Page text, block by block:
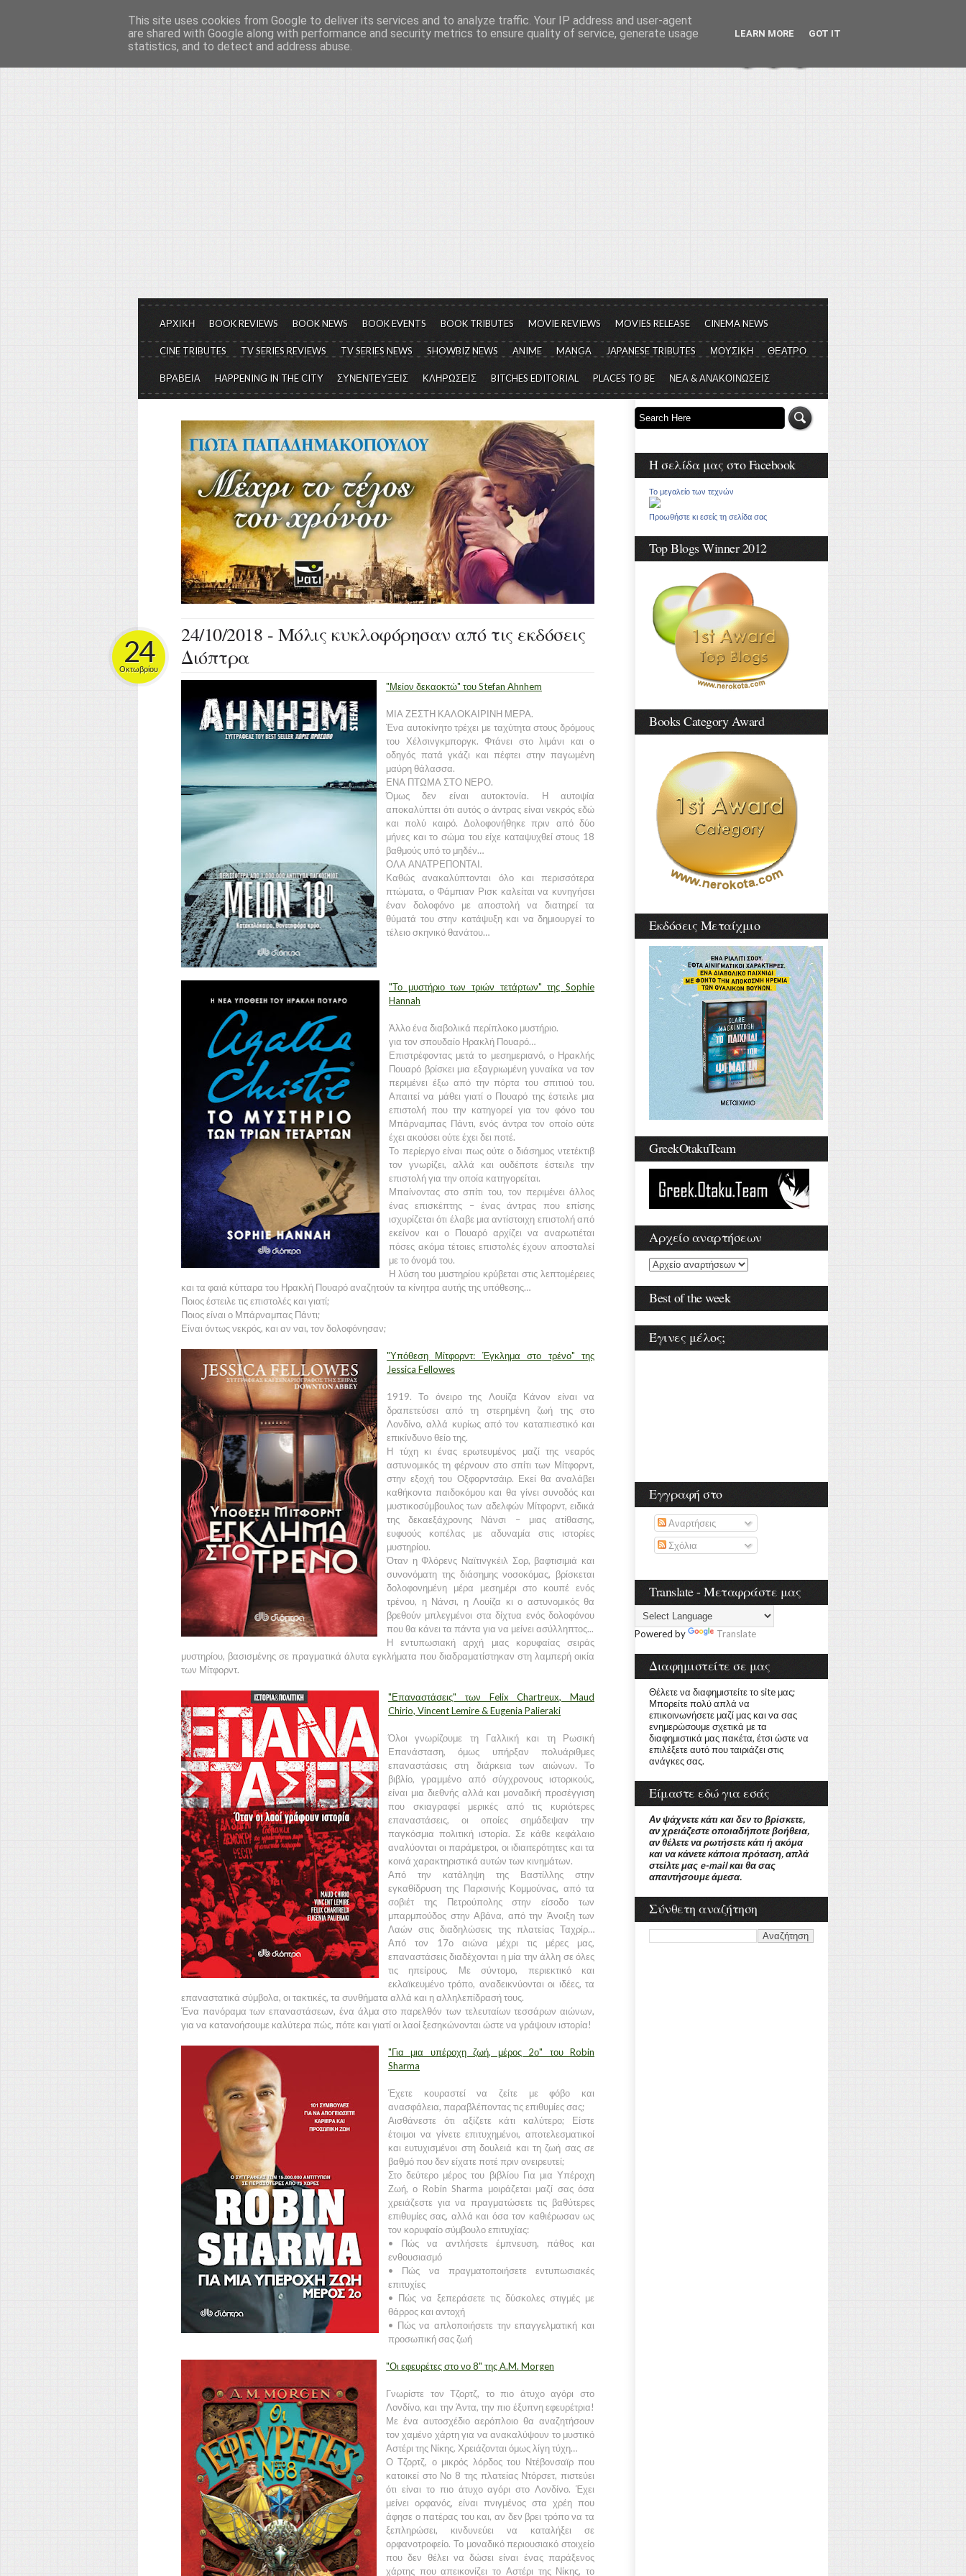
Το μεγαλείο των Τεχνών...
Είμαστε πάντα εδώ για να μιλάμε για τον πολιτισμό, σε κάθε του μορφή και έκταση...
ΑΡΧΙΚΗ BOOK REVIEWS BOOK NEWS BOOK EVENTS BOOK TRIBUTES MOVIE REVIEWS MOVIES RELEASE CINEMA NEWS
CINE TRIBUTES TV SERIES REVIEWS TV SERIES NEWS SHOWBIZ NEWS ANIME MANGA JAPANESE TRIBUTES ΜΟΥΣΙΚΗ ΘΕΑΤΡΟ
ΒΡΑΒΕΙΑ HAPPENING IN THE CITY ΣΥΝΕΝΤΕΥΞΕΙΣ ΚΛΗΡΩΣΕΙΣ BITCHES EDITORIAL PLACES TO BE ΝΕΑ & ΑΝΑΚΟΙΝΩΣΕΙΣ
24/10/2018 - Μόλις κυκλοφόρησαν από τις εκδόσεις
Διόπτρα
24
Οκτωβρίου
"Μείον δεκαοκτώ" του Stefan Ahnhem
ΜΙΑ ΖΕΣΤΗ ΚΑΛΟΚΑΙΡΙΝΗ ΜΕΡΑ.
Ένα αυτοκίνητο τρέχει με ταχύτητα στους δρόμους
του Χέλσινγκμποργκ. Φτάνει στο λιμάνι και ο
οδηγός πατά γκάζι και πέφτει στην παγωμένη
μαύρη θάλασσα.
ΕΝΑ ΠΤΩΜΑ ΣΤΟ ΝΕΡΟ.
Όμως δεν είναι αυτοκτονία. Η αυτοψία
αποκαλύπτει ότι αυτός ο άντρας είναι νεκρός εδώ
και πολύ καιρό. Δολοφονήθηκε πριν από δύο
μήνες και το σώμα του είχε καταψυχθεί στους 18
βαθμούς υπό το μηδέν…
ΟΛΑ ΑΝΑΤΡΕΠΟΝΤΑΙ.
Καθώς ανακαλύπτονται όλο και περισσότερα
πτώματα, ο Φάμπιαν Ρισκ καλείται να κυνηγήσει
έναν δολοφόνο με αποστολή να διατηρεί τα
θύματά του στην κατάψυξη και να δημιουργεί το
τέλειο σκηνικό θανάτου…
"Το μυστήριο των τριών τετάρτων" της Sophie
Hannah
Άλλο ένα διαβολικά περίπλοκο μυστήριο.
για τον σπουδαίο Ηρακλή Πουαρό…
Επιστρέφοντας μετά το μεσημεριανό, ο Ηρακλής
Πουαρό βρίσκει μια εξαγριωμένη γυναίκα να τον
περιμένει έξω από την πόρτα του σπιτιού του.
Απαιτεί να μάθει γιατί ο Πουαρό της έστειλε μια
επιστολή που την κατηγορεί για τον φόνο του
Μπάρναμπας Πάντι, ενός άντρα τον οποίο ούτε
έχει ακούσει ούτε έχει δει ποτέ.
Το περίεργο είναι πως ούτε ο διάσημος ντετέκτιβ
τον γνωρίζει, αλλά και ουδέποτε έστειλε την
επιστολή για την οποία κατηγορείται.
Μπαίνοντας στο σπίτι του, τον περιμένει άλλος
ένας επισκέπτης – ένας άντρας που επίσης
ισχυρίζεται ότι έλαβε μια αντίστοιχη επιστολή από
εκείνον και ο Πουαρό αρχίζει να αναρωτιέται
πόσες ακόμα τέτοιες επιστολές έχουν αποσταλεί
με το όνομά του.
Η λύση του μυστηρίου κρύβεται στις λεπτομέρειες
και τα φαιά κύτταρα του Ηρακλή Πουαρό αναζητούν τα κίνητρα αυτής της υπόθεσης…
Ποιος έστειλε τις επιστολές και γιατί;
Ποιος είναι ο Μπάρναμπας Πάντι;
Είναι όντως νεκρός, και αν ναι, τον δολοφόνησαν;
"Υπόθεση Μίτφορντ: Έγκλημα στο τρένο" της
Jessica Fellowes
1919. Το όνειρο της Λουίζα Κάνον είναι να
δραπετεύσει από τη στερημένη ζωή της στο
Λονδίνο, αλλά κυρίως από τον καταπιεστικό και
επικίνδυνο θείο της.
Η τύχη κι ένας ερωτευμένος μαζί της νεαρός
αστυνομικός τη φέρνουν στο σπίτι των Μίτφορντ,
στην εξοχή του Οξφορντ­σάιρ. Εκεί θα αναλάβει
καθήκοντα παιδοκόμου και θα γίνει συνοδός και
μυστικοσύμβουλος των αδελφών Μίτφορντ, ειδικά
της δεκαεξάχρονης Νάνσι – μιας ατίθασης,
ευφυούς κοπέλας με αδυναμία στις ιστορίες
μυστηρίου.
Όταν η Φλόρενς Ναϊτινγκέιλ Σορ, βαφτισιμιά και
συνονόματη της διάσημης νοσοκόμας, βρίσκεται
δολοφονημένη μέρα μεσημέρι στο κουπέ ενός
τρένου, η Νάνσι, η Λουίζα κι ο αστυνομικός θα
βρεθούν μπλεγμένοι στα δίχτυα ενός δολοφόνου
που θα κάνει τα πάντα για να μείνει ασύλληπτος...
Η εντυπωσιακή αρχή μιας κορυφαίας σειράς
μυστηρίου, βασισμένης σε πραγματικά άλυτα εγκλήματα που διαδραματίστηκαν στη λαμπερή οικία
των Μίτφορντ.
"Επαναστάσεις" των Felix Chartreux, Maud
Chirio, Vincent Lemire & Eugenia Palieraki
Όλοι γνωρίζουμε τη Γαλλική και τη Ρωσική
Επανάσταση, όμως υπήρξαν πολυάριθμες
επαναστάσεις στη διάρκεια των αιώνων. Το
βιβλίο, γραμμένο από σύγχρονους ιστορικούς,
είναι μια διεθνής αλλά και μοναδική προσέγγιση
που σκιαγραφεί μερικές από τις κυριότερες
επαναστάσεις, οι οποίες σημάδεψαν την
παγκόσμια πολιτική ιστορία. Σε κάθε κεφάλαιο
αναλύονται οι παράμετροι, οι ιδιαιτερότητες και τα
κοινά χαρακτηριστικά αυτών των κινημάτων.
Από την κατάληψη της Βαστίλλης στην
εγκαθίδρυση της Παρισινής Κομμούνας, από τα
σοβιέτ της Πετρούπολης στην είσοδο των
μπαρμπούδος στην Αβάνα, από την Άνοιξη των
Λαών στις διαδηλώσεις της πλατείας Ταχρίρ…
Από τον 17ο αιώνα μέχρι τις μέρες μας,
επαναστάσεις διαδέχονται η μία την άλλη σε όλες
τις ηπείρους. Με σύντομο, περιεκτικό και
εκλαϊκευμένο τρόπο, αναδεικνύονται οι ιδέες, τα
επαναστατικά σύμβολα, οι τακτικές, τα συνθήματα αλλά και η αλληλεπίδρασή τους.
Ένα πανόραμα των επαναστάσεων, ένα άλμα στο παρελθόν των τελευταίων τεσσάρων αιώνων,
για να κατανοήσουμε καλύτερα πώς, πότε και γιατί οι λαοί ξεσηκώνονται ώστε να γράψουν ιστορία!
"Για μια υπέροχη ζωή, μέρος 2ο" του Robin
Sharma
Έχετε κουραστεί να ζείτε με φόβο και
ανασφάλεια, παραβλέποντας τις επιθυμίες σας;
Αισθάνεστε ότι αξίζετε κάτι καλύτερο; Είστε
έτοιμοι να γίνετε επιτυχημένοι, αποτελεσματικοί
και ευτυχισμένοι στη δουλειά και τη ζωή σας σε
βαθμό που δεν είχατε ποτέ πριν ονειρευτεί;
Στο δεύτερο μέρος του βιβλίου Για μια Υπέροχη
Ζωή, ο Robin Sharma μοιράζεται μαζί σας όσα
χρειάζεστε για να πραγματώσετε τις βαθύτερες
επιθυμίες σας, αλλά και όσα τον καθιέρωσαν ως
τον κορυφαίο σύμβουλο επιτυχίας:
• Πώς να αντλήσετε έμπνευση, πάθος και
ενθουσιασμό
• Πώς να πραγματοποιήσετε εντυπωσιακές
επιτυχίες
• Πώς να ξεπεράσετε τις δύσκολες στιγμές με
θάρρος και αντοχή
• Πώς να απλοποιήσετε την επαγγελματική και
προσωπική σας ζωή
"Οι εφευρέτες στο νο 8" της A.M. Morgen
Γνωρίστε τον Τζορτζ, το πιο άτυχο αγόρι στο
Λονδίνο, και την Άντα, την πιο έξυπνη εφευρέτρια!
Με ένα αυτοσχέδιο αερόπλοιο θα αναζητήσουν
τον χαμένο χάρτη για να ανακαλύψουν το μυστικό
Αστέρι της Νίκης. Χρειάζονται όμως λίγη τύχη…
Ο Τζορτζ, ο μικρός λόρδος του Ντέβονσαϊρ που
κατοικεί στο Νο 8 της πλατείας Ντόρσετ, πιστεύει
ότι είναι το πιο άτυχο αγόρι στο Λονδίνο. Έχει
μείνει ορφανός, είναι πνιγμένος στα χρέη που
άφησε ο πατέρας του και, αν δεν βρει τρόπο να τα
ξεπληρώσει, κινδυνεύει να καταλήξει σε
ορφανοτροφείο. Το μοναδικό περιουσιακό στοιχείο
που δεν θέλει να δώσει είναι ένας παράξενος
χάρτης που απεικονίζει το Αστέρι της Νίκης, το
Η σελίδα μας στο Facebook
Το μεγαλείο των τεχνών
Προωθήστε κι εσείς τη σελίδα σας
Top Blogs Winner 2012
Books Category Award
Εκδόσεις Μεταίχμιο
GreekOtakuTeam
Αρχείο αναρτήσεων
Best of the week
Έγινες μέλος;
Εγγραφή στο
Αναρτήσεις
Σχόλια
Translate - Μεταφράστε μας
Powered by Translate
Διαφημιστείτε σε μας
Θέλετε να διαφημιστείτε το site μας;
Μπορείτε πολύ απλά να
επικοινωνήσετε μαζί μας και να σας
ενημερώσουμε σχετικά με τα
διαφημιστικά μας πακέτα, έτσι ώστε να
επιλέξετε αυτό που ταιριάζει στις
ανάγκες σας.
Είμαστε εδώ για εσάς
Αν ψάχνετε κάτι και δεν το βρίσκετε,
αν χρειάζεστε οποιαδήποτε βοήθεια,
αν θέλετε να ρωτήσετε κάτι ή ακόμα
και να κάνετε κάποια πρόταση, απλά
στείλτε μας e-mail και θα σας
απαντήσουμε άμεσα.
Σύνθετη αναζήτηση
This site uses cookies from Google to deliver its services and to analyze traffic. Your IP address and user-agent
are shared with Google along with performance and security metrics to ensure quality of service, generate usage
statistics, and to detect and address abuse.
LEARN MORE GOT IT